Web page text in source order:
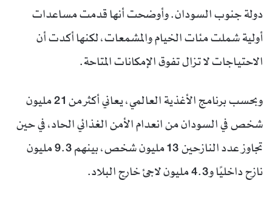
دولة جنوب السودان. وأوضحت أنها قدمت مساعدات
أولية شملت مئات الخيام والمشمعات، لكنها أكدت أن
الاحتياجات لا تزال تفوق الإمكانات المتاحة.
وبحسب برنامج الأغذية العالمي، يعاني أكثر من 21 مليون
شخص في السودان من انعدام الأمن الغذائي الحاد، في حين
تجاوز عدد النازحين 13 مليون شخص، بينهم 9.3 مليون
نازح داخليًا و4.3 مليون لاجئ خارج البلاد.